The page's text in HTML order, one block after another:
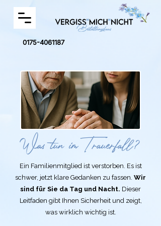
0175-4061187
Was tun im Trauerfall?
Ein Familienmitglied ist verstorben. Es ist
schwer, jetzt klare Gedanken zu fassen. Wir
sind für Sie da Tag und Nacht. Dieser
Leitfaden gibt Ihnen Sicherheit und zeigt,
was wirklich wichtig ist.